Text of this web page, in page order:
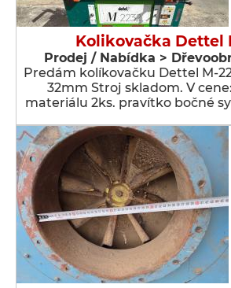
Kolikovačka Dettel
Prodej / Nabídka >
Predám kolíkovačku Dettel M-
32mm Stroj skladom. V
materiálu 2ks. pravítko bočné